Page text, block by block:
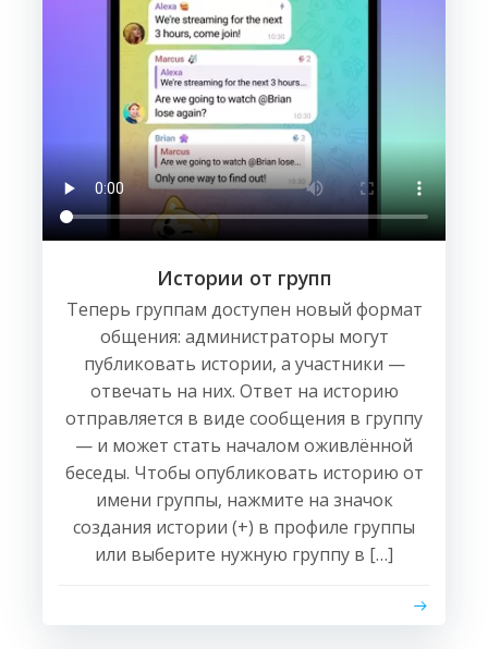
Истории от групп
Теперь группам доступен новый формат
общения: администраторы могут
публиковать истории, а участники —
отвечать на них. Ответ на историю
отправляется в виде сообщения в группу
— и может стать началом оживлённой
беседы. Чтобы опубликовать историю от
имени группы, нажмите на значок
создания истории (+) в профиле группы
или выберите нужную группу в […]